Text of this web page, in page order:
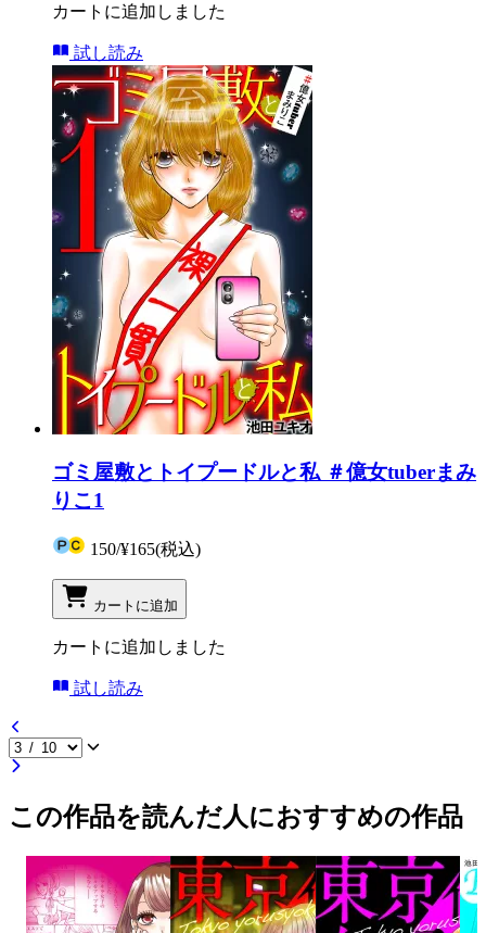
カートに追加しました
試し読み
ゴミ屋敷とトイプードルと私 ＃億女tuberまみ
りこ1
150/¥165(税込)
カートに追加
カートに追加しました
試し読み
この作品を読んだ人におすすめの作品